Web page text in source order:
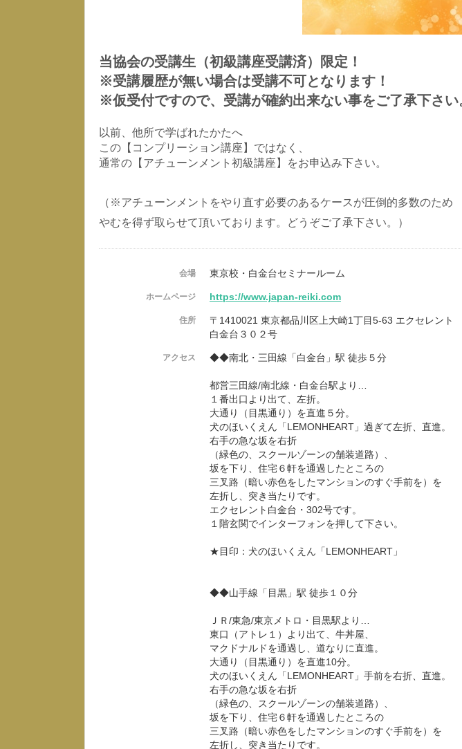
当協会の受講生（初級講座受講済）限定！
※受講履歴が無い場合は受講不可となります！
※仮受付ですので、受講が確約出来ない事をご了承下さい
以前、他所で学ばれたかたへ
この【コンプリーション講座】ではなく、
通常の【アチューンメント初級講座】をお申込み下さい。
（※アチューンメントをやり直す必要のあるケースが圧倒的多数のため
やむを得ず取らせて頂いております。どうぞご了承下さい。）
会場 東京校・白金台セミナールーム
ホームページ https://www.japan-reiki.com
住所
〒1410021 東京都品川区上大崎1丁目5-63 エクセレント
白金台３０２号
アクセス ◆◆南北・三田線「白金台」駅 徒歩５分
都営三田線/南北線・白金台駅より…
１番出口より出て、左折。
大通り（目黒通り）を直進５分。
犬のほいくえん「LEMONHEART」過ぎて左折、直進。
右手の急な坂を右折
（緑色の、スクールゾーンの舗装道路）、
坂を下り、住宅６軒を通過したところの
三叉路（暗い赤色をしたマンションのすぐ手前を）を
左折し、突き当たりです。
エクセレント白金台・302号です。
１階玄関でインターフォンを押して下さい。
★目印：犬のほいくえん「LEMONHEART」
◆◆山手線「目黒」駅 徒歩１０分
ＪＲ/東急/東京メトロ・目黒駅より…
東口（アトレ１）より出て、牛丼屋、
マクドナルドを通過し、道なりに直進。
大通り（目黒通り）を直進10分。
犬のほいくえん「LEMONHEART」手前を右折、直進。
右手の急な坂を右折
（緑色の、スクールゾーンの舗装道路）、
坂を下り、住宅６軒を通過したところの
三叉路（暗い赤色をしたマンションのすぐ手前を）を
左折し、突き当たりです。